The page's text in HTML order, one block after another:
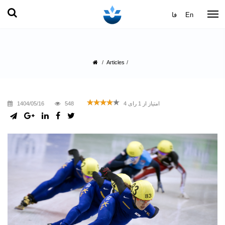
فا En
Articles
1404/05/16 548 4 امتیاز از 1 رای